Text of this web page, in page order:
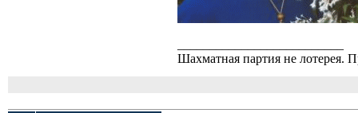
Шахматная партия не